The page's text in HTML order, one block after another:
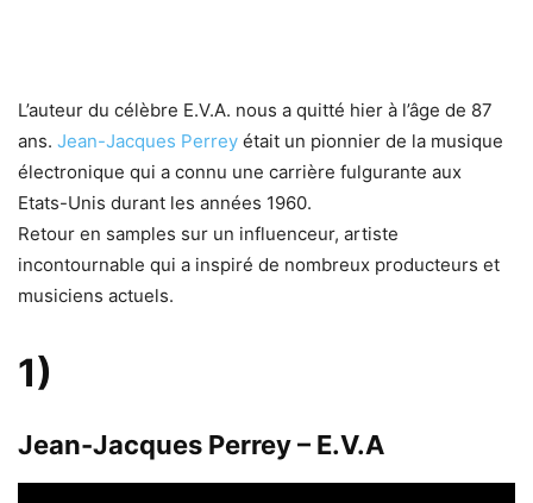
L’auteur du célèbre E.V.A. nous a quitté hier à l’âge de 87
ans. Jean-Jacques Perrey était un pionnier de la musique
électronique qui a connu une carrière fulgurante aux
Etats-Unis durant les années 1960.
Retour en samples sur un influenceur, artiste
incontournable qui a inspiré de nombreux producteurs et
musiciens actuels.
1)
Jean-Jacques Perrey – E.V.A